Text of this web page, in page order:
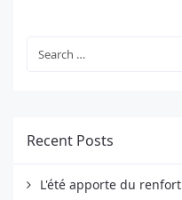
Recent Posts
L'été apporte du renfort